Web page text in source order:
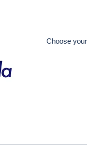
Choose